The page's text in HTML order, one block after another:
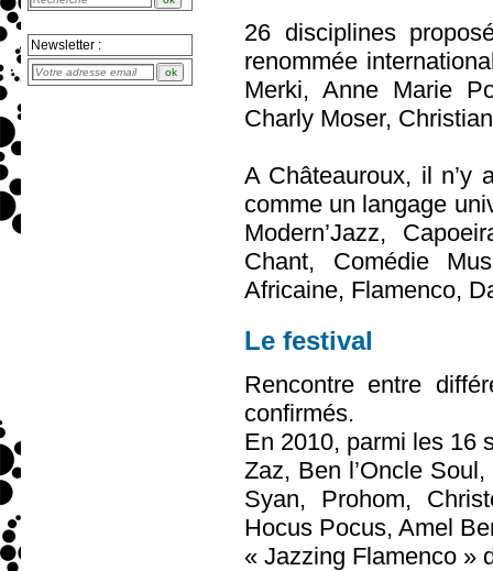
Newsletter :
26 disciplines
renommée
Merki, Anne Marie
Charly Moser,
A Châteauroux, il n’y
comme un langage
Modern’Jazz,
Chant, Comédie
Africaine, Flamenco,
Le festival
Rencontre entre
confirmés.
En 2010, parmi les 16
Zaz, Ben l’Oncle
Syan, Prohom,
Hocus Pocus, Amel
« Jazzing Flamenco »